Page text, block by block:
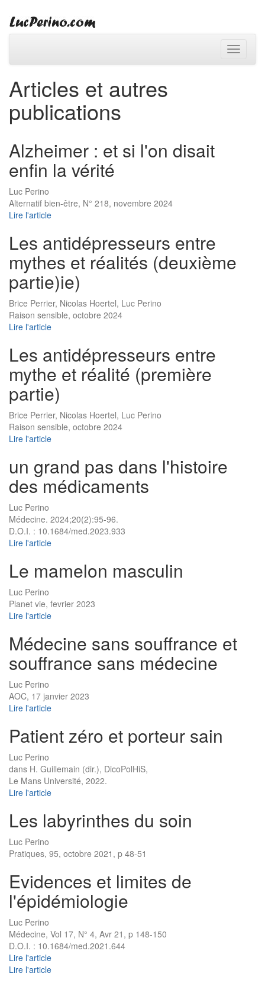
Toggle
Articles et autres
publications
Alzheimer : et si l'on disait
enfin la vérité
Luc Perino
Alternatif bien-être, N° 218, novembre 2024
Lire l'article
Les antidépresseurs entre
mythes et réalités (deuxième
partie)ie)
Brice Perrier, Nicolas Hoertel, Luc Perino
Raison sensible, octobre 2024
Lire l'article
Les antidépresseurs entre
mythe et réalité (première
partie)
Brice Perrier, Nicolas Hoertel, Luc Perino
Raison sensible, octobre 2024
Lire l'article
un grand pas dans l'histoire
des médicaments
Luc Perino
Médecine. 2024;20(2):95-96.
D.O.I. : 10.1684/med.2023.933
Lire l'article
Le mamelon masculin
Luc Perino
Planet vie, fevrier 2023
Lire l'article
Médecine sans souffrance et
souffrance sans médecine
Luc Perino
AOC, 17 janvier 2023
Lire l'article
Patient zéro et porteur sain
Luc Perino
dans H. Guillemain (dir.), DicoPolHiS,
Le Mans Université, 2022.
Lire l'article
Les labyrinthes du soin
Luc Perino
Pratiques, 95, octobre 2021, p 48-51
Evidences et limites de
l'épidémiologie
Luc Perino
Médecine, Vol 17, N° 4, Avr 21, p 148-150
D.O.I. : 10.1684/med.2021.644
Lire l'article
Lire l'article